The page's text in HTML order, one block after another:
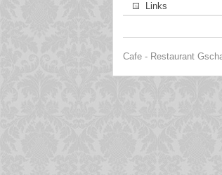
Links
Cafe - Restaurant